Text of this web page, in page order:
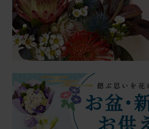
アレンジメント(ピンク) Sサイズ
aipon211
40代
用途：
自宅用
期待通りでした